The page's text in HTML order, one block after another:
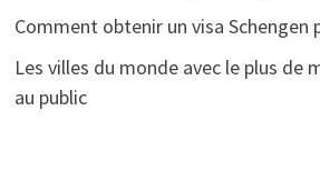
Comment obtenir un visa Schengen
Les villes du monde avec le plus de
au public